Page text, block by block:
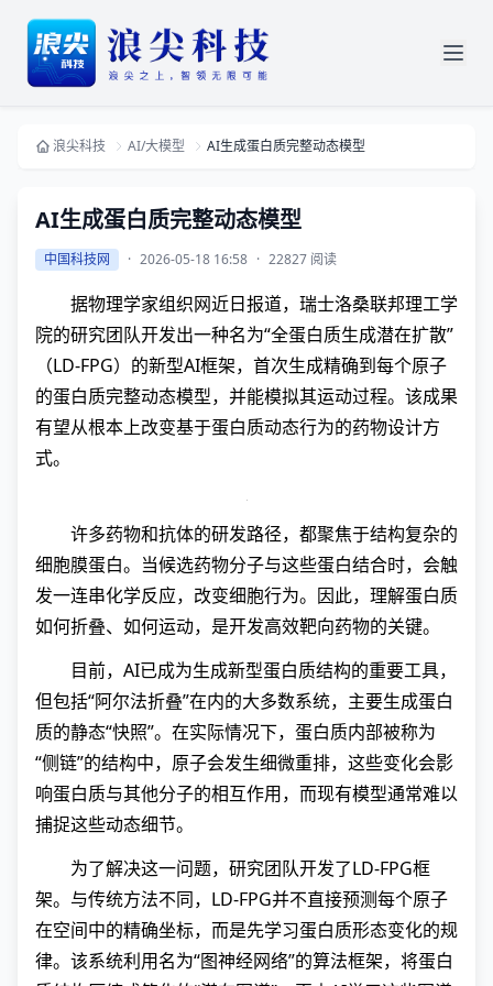
浪尖科技 AI/大模型 AI生成蛋白质完整动态模型
AI生成蛋白质完整动态模型
中国科技网 · 2026-05-18 16:58 · 22827 阅读
据物理学家组织网近日报道，瑞士洛桑联邦理工学
院的研究团队开发出一种名为“全蛋白质生成潜在扩散”
（LD-FPG）的新型AI框架，首次生成精确到每个原子
的蛋白质完整动态模型，并能模拟其运动过程。该成果
有望从根本上改变基于蛋白质动态行为的药物设计方
式。
许多药物和抗体的研发路径，都聚焦于结构复杂的
细胞膜蛋白。当候选药物分子与这些蛋白结合时，会触
发一连串化学反应，改变细胞行为。因此，理解蛋白质
如何折叠、如何运动，是开发高效靶向药物的关键。
目前，AI已成为生成新型蛋白质结构的重要工具，
但包括“阿尔法折叠”在内的大多数系统，主要生成蛋白
质的静态“快照”。在实际情况下，蛋白质内部被称为
“侧链”的结构中，原子会发生细微重排，这些变化会影
响蛋白质与其他分子的相互作用，而现有模型通常难以
捕捉这些动态细节。
为了解决这一问题，研究团队开发了LD-FPG框
架。与传统方法不同，LD-FPG并不直接预测每个原子
在空间中的精确坐标，而是先学习蛋白质形态变化的规
律。该系统利用名为“图神经网络”的算法框架，将蛋白